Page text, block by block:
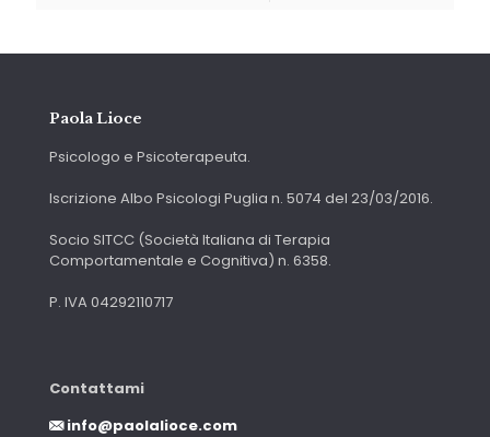
Paola Lioce
Psicologo e Psicoterapeuta.
Iscrizione Albo Psicologi Puglia n. 5074 del 23/03/2016.
Socio SITCC (Società Italiana di Terapia
Comportamentale e Cognitiva) n. 6358.
P. IVA 04292110717
Contattami
info@paolalioce.com